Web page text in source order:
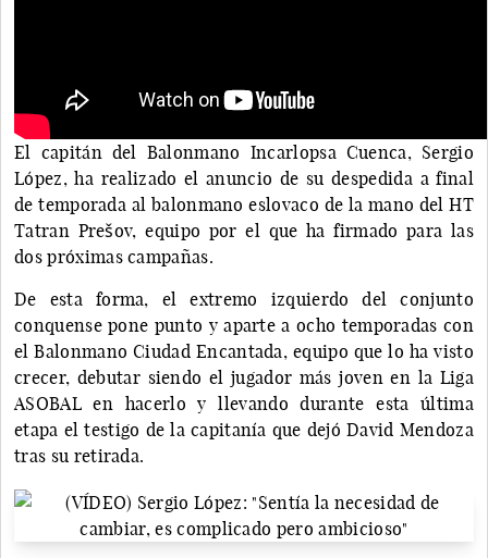
El capitán del Balonmano Incarlopsa Cuenca, Sergio
López, ha realizado el anuncio de su despedida a final
de temporada al balonmano eslovaco de la mano del HT
Tatran Prešov, equipo por el que ha firmado para las
dos próximas campañas.
De esta forma, el extremo izquierdo del conjunto
conquense pone punto y aparte a ocho temporadas con
el Balonmano Ciudad Encantada, equipo que lo ha visto
crecer, debutar siendo el jugador más joven en la Liga
ASOBAL en hacerlo y llevando durante esta última
etapa el testigo de la capitanía que dejó David Mendoza
tras su retirada.